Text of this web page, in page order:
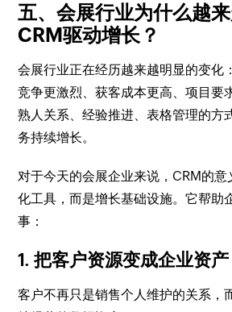
五、会展行业为什么越
CRM驱动增长？
会展行业正在经历越来越明显的变化
竞争更激烈、获客成本更高、项目要
熟人关系、经验推进、表格管理的方
务持续增长。
对于今天的会展企业来说，CRM的
化工具，而是增长基础设施。它帮助
事：
1. 把客户资源变成企业资产
客户不再只是销售个人维护的关系，